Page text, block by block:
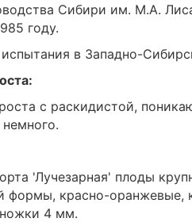
Сибири им. М.А.
году.
в Западно-
с раскидистой,
'Лучезарная' плоды
формы, красно-оранжевые,
4 мм.